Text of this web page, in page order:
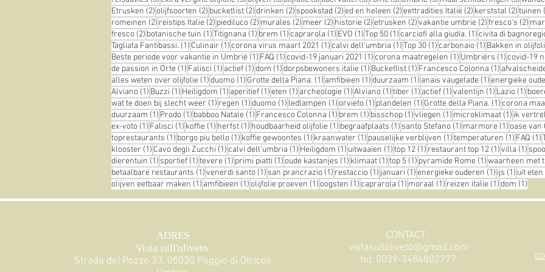
Etrusken (2)2 posts
olijfsoorten (2) 2 posts
bucketlist (2)2 posts
drinken (2) 2 posts
spookstad (2)2 posts
ed en heleen (2)2 posts
eettradities Italië (2) 2 posts
kerststal (2)2 posts
tuinen
romeinen (2) 2 posts
reistips Italie (2) 2 posts
piediluco (2) 2 posts
murales (2) 2 posts
meer (2) 2 posts
historie (2)2 posts
etrusken (2)2 posts
vakantie umbrie (2)2 posts
fresco's (2) 2
fresco (2) 2 posts
botanische tuin (1)1 post
Titignana (1) 1 post
brem (1)1 post
caprarola (1) 1 post
EVO (1)1 post
Top 50 (1)1 post
carciofi alla giudia. (1)1 post
civita di
Tagliata Fantibassi. (1) 1 post
Culinair (1)1 post
corona virus maart 2021 (1)1 post
calvi dell'umbria (1)1 post
Top 30 (1)1 post
carbonaio (1) 1 post
Bakken in
Beste periode voor vakantie in Umbrië (1) 1 post
FAQ (1)1 post
covid-19 januari 2021 (1)1 post
corona maatregelen (1) 1 post
Umbriërs (1)1 post
covid-19
de passion in Orte (1) 1 post
Falisci (1) 1 post
actief (1)1 post
dom (1)1 post
dorpsbewoners italie (1) 1 post
Bucketlist (1) 1 post
Francesco Colonna (1) 1 post
alles weten over olijfolie (1)1 post
duomo (1) 1 post
Grotte della Piana. (1) 1 post
amfibieen (1)1 post
duurzaam (1) 1 post
anais vaugelade (1)1 post
energieke
Alviano (1) 1 post
Buzzi (1) 1 post
Heiligdom (1) 1 post
aperitief (1)1 post
eten (1) 1 post
archeologie (1)1 post
Alviano (1)1 post
tiber (1) 1 post
actief (1)1 post
valentijn (1) 1 post
Lazio (1) 1
wat te doen bij slecht weer (1) 1 post
regen (1)1 post
duomo (1) 1 post
ledlampen (1)1 post
orvieto (1) 1 post
plandelen (1) 1 post
Grotte della Piana. (1)1 post
corona
duurzaam (1) 1 post
Prodo (1) 1 post
babboo Natale (1) 1 post
Francesco Colonna (1) 1 post
brem (1) 1 post
bisschop (1)1 post
vliegen (1) 1 post
microklimaat (1) 1 post
ik
ex-voto (1) 1 post
Falisci (1) 1 post
koffie (1) 1 post
herfst (1) 1 post
houdbaarheid olijfolie (1) 1 post
begraafplaats (1) 1 post
santo Stefano (1) 1 post
marmore (1)1 post
oase van
toprestaurants (1) 1 post
borgo piu bello (1) 1 post
koffie gewoontes (1) 1 post
kraanwater (1) 1 post
pauselijke verblijven (1)1 post
temperaturen (1) 1 post
FAQ (1)
klooster (1) 1 post
Cavo degli Zucchi (1)1 post
calvi dell'umbria (1) 1 post
Heiligdom (1) 1 post
uitwaaien (1)1 post
top 12 (1) 1 post
restaurant top 12 (1)1 post
villa (1) 1
dierentuin (1) 1 post
sportief (1)1 post
tevere (1) 1 post
primi piatti (1)1 post
oude kastanjes (1) 1 post
klimaat (1)1 post
top 5 (1) 1 post
pyramide Rome (1)1 post
waarheen met
betaalbare restaurants (1)1 post
venerdi santo (1) 1 post
san prancrazio (1) 1 post
restaccio (1) 1 post
januari (1)1 post
energieke ouderen (1) 1 post
ijs (1) 1 post
uit eten
olijven eetbaar maken (1) 1 post
amfibieen (1)1 post
olijfolie proeven (1)1 post
oogsten (1)1 post
caprarola (1) 1 post
moraal (1) 1 post
reizen italie (1)1 post
dom (1)
ADRES
Vista sull'oliveto
Strada del Pozzo 33, 05030 Poggio di Otricoli
CONTACT:
vistasulloliveto@gmail.com
tel: 0039-3484802777